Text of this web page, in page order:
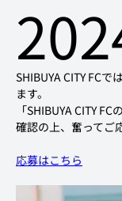
SHIBUYA CITY FC
ます。
「SHIBUYA CITY
確認の上、奮ってご
応募はこちら